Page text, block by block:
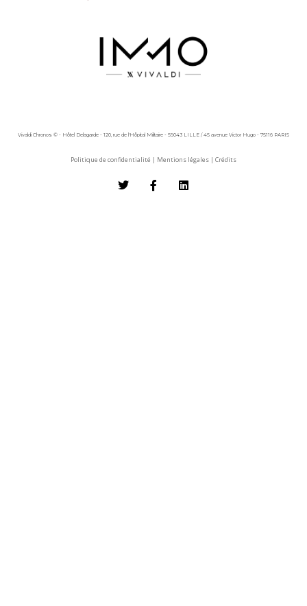
Vivaldi Chronos © - Hôtel Delagarde - 120, rue de l'Hôpital Militaire - 59043 LILLE / 45 avenue Victor Hugo - 75116 PARIS
Politique de confidentialité | Mentions légales | Crédits